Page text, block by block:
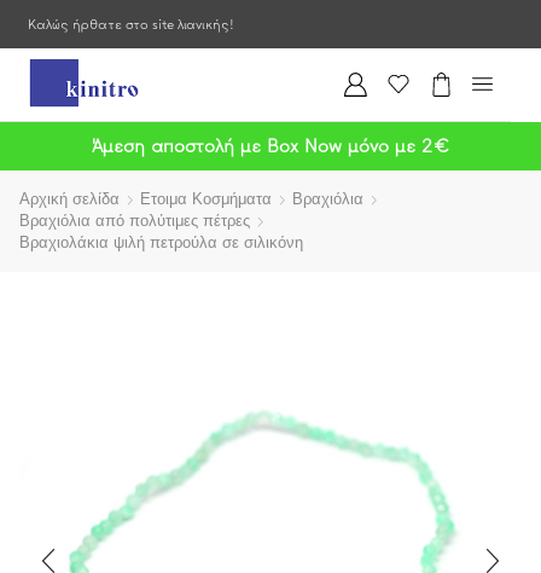
Καλώς ήρθατε στο site λιανικής!
Άμεση αποστολή με Box Now μόνο με 2€
Αρχική σελίδα Ετοιμα Κοσμήματα
Βραχιόλια
Βραχιόλια από πολύτιμες πέτρες
Βραχιολάκια ψιλή πετρούλα σε σιλικόνη